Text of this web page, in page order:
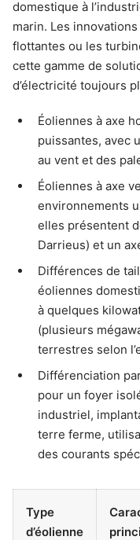
domestique à
marin. Les
flottantes ou les
cette gamme de
d’électricité toujours
Éoliennes à axe
puissantes, avec
au vent et des
Éoliennes à axe
environnements
elles présentent
Darrieus) et un
Différences de
éoliennes
à quelques
(plusieurs
terrestres selon
Différenciation
pour un foyer
industriel,
terre ferme,
des courants
Type
d’éolienne